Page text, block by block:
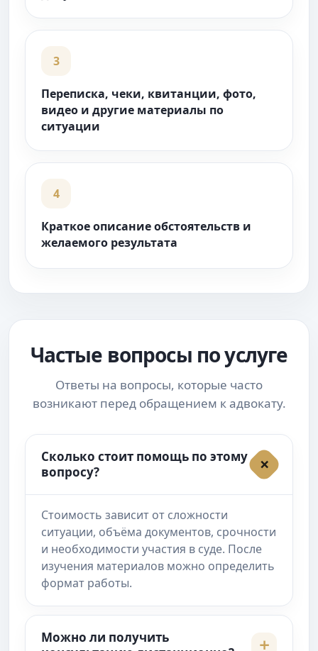
3
Переписка, чеки, квитанции, фото,
видео и другие материалы по
ситуации
4
Краткое описание обстоятельств и
желаемого результата
Частые вопросы по услуге
Ответы на вопросы, которые часто
возникают перед обращением к адвокату.
Сколько стоит помощь по этому
вопросу?
Стоимость зависит от сложности
ситуации, объёма документов, срочности
и необходимости участия в суде. После
изучения материалов можно определить
формат работы.
Можно ли получить